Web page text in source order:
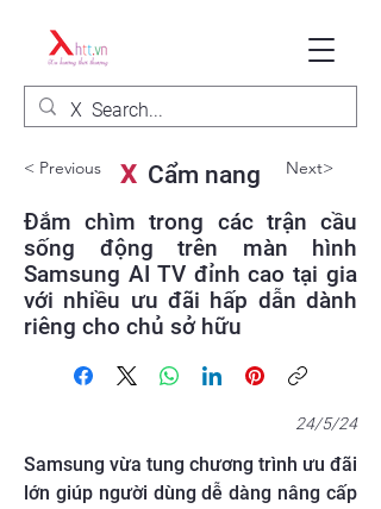
< Previous XCẩm nang Next>
Đắm chìm trong các trận cầu
sống động trên màn hình
Samsung AI TV đỉnh cao tại gia
với nhiều ưu đãi hấp dẫn dành
riêng cho chủ sở hữu
24/5/24
Samsung vừa tung chương trình ưu đãi
lớn giúp người dùng dễ dàng nâng cấp